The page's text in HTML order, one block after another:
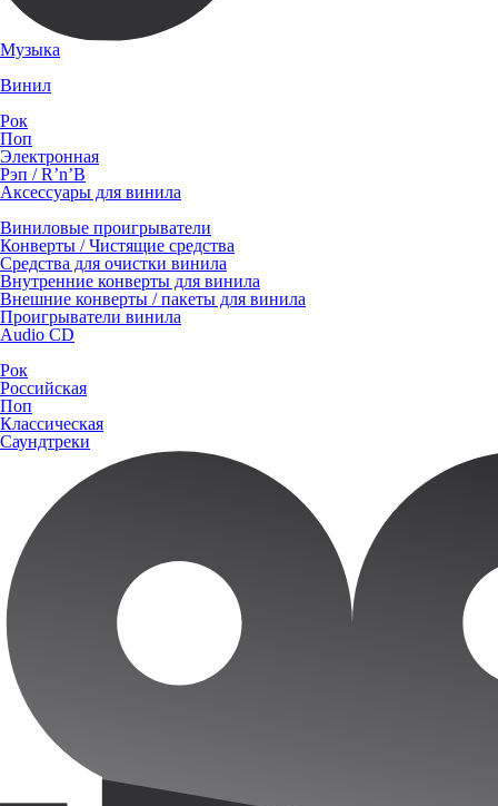
Музыка
Винил
Рок
Поп
Электронная
Рэп / R’n’B
Аксессуары для винила
Виниловые проигрыватели
Конверты / Чистящие средства
Средства для очистки винила
Внутренние конверты для винила
Внешние конверты / пакеты для винила
Проигрыватели винила
Audio CD
Рок
Российская
Поп
Классическая
Саундтреки